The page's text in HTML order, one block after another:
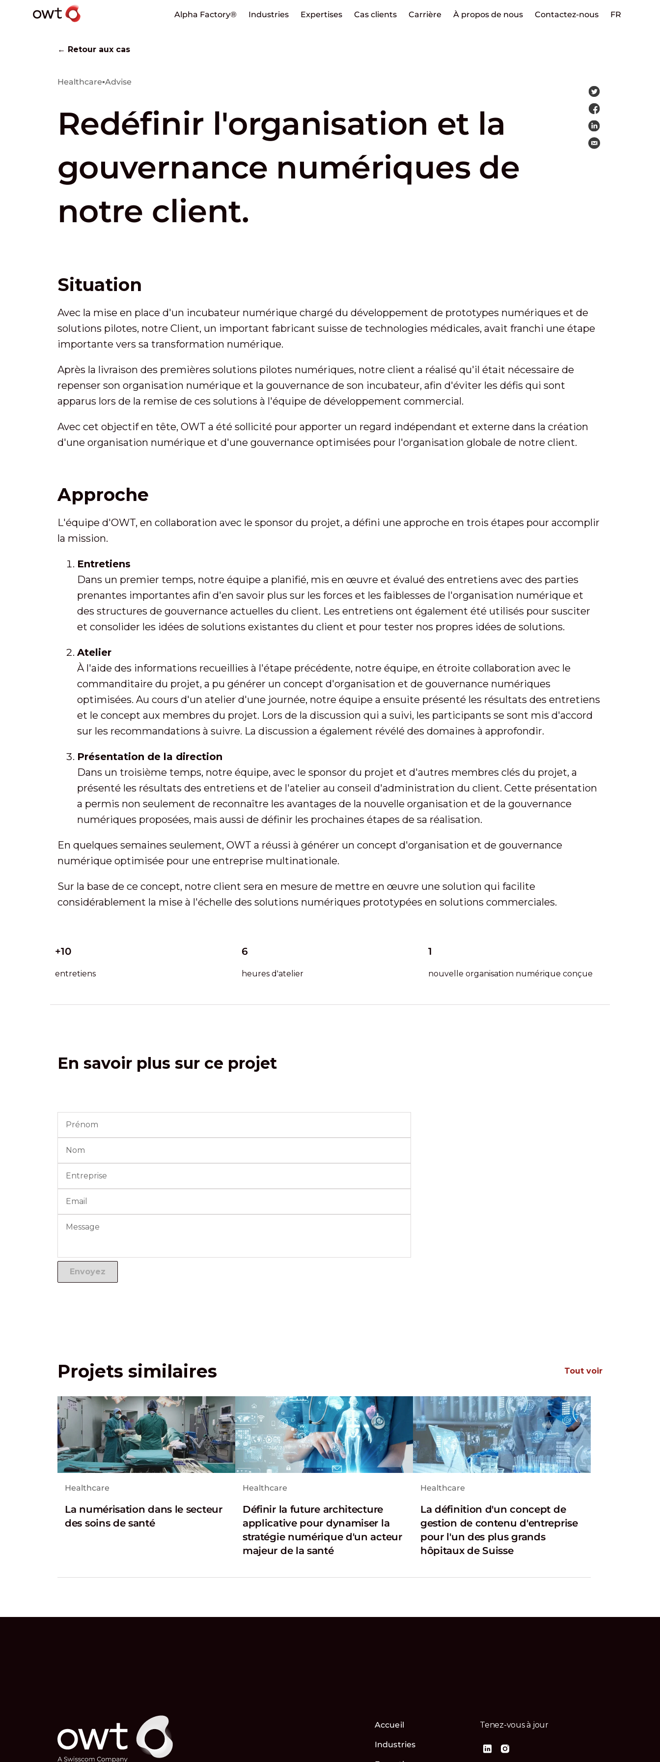
Alpha Factory® Industries Expertises Cas clients Carrière À propos de nous Contactez-nous FR
← Retour aux cas
Healthcare▪Advise
Redéfinir l'organisation et la
gouvernance numériques de
notre client.
Situation
Avec la mise en place d'un incubateur numérique chargé du développement de prototypes numériques et de
solutions pilotes, notre Client, un important fabricant suisse de technologies médicales, avait franchi une étape
importante vers sa transformation numérique.
Après la livraison des premières solutions pilotes numériques, notre client a réalisé qu'il était nécessaire de
repenser son organisation numérique et la gouvernance de son incubateur, afin d'éviter les défis qui sont
apparus lors de la remise de ces solutions à l'équipe de développement commercial.
Avec cet objectif en tête, OWT a été sollicité pour apporter un regard indépendant et externe dans la création
d'une organisation numérique et d'une gouvernance optimisées pour l'organisation globale de notre client.
Approche
L'équipe d'OWT, en collaboration avec le sponsor du projet, a défini une approche en trois étapes pour accomplir
la mission.
Entretiens
Dans un premier temps, notre équipe a planifié, mis en œuvre et évalué des entretiens avec des parties
prenantes importantes afin d'en savoir plus sur les forces et les faiblesses de l'organisation numérique et
des structures de gouvernance actuelles du client. Les entretiens ont également été utilisés pour susciter
et consolider les idées de solutions existantes du client et pour tester nos propres idées de solutions.
Atelier
À l'aide des informations recueillies à l'étape précédente, notre équipe, en étroite collaboration avec le
commanditaire du projet, a pu générer un concept d'organisation et de gouvernance numériques
optimisées. Au cours d'un atelier d'une journée, notre équipe a ensuite présenté les résultats des entretiens
et le concept aux membres du projet. Lors de la discussion qui a suivi, les participants se sont mis d'accord
sur les recommandations à suivre. La discussion a également révélé des domaines à approfondir.
Présentation de la direction
Dans un troisième temps, notre équipe, avec le sponsor du projet et d'autres membres clés du projet, a
présenté les résultats des entretiens et de l'atelier au conseil d'administration du client. Cette présentation
a permis non seulement de reconnaître les avantages de la nouvelle organisation et de la gouvernance
numériques proposées, mais aussi de définir les prochaines étapes de sa réalisation.
En quelques semaines seulement, OWT a réussi à générer un concept d'organisation et de gouvernance
numérique optimisée pour une entreprise multinationale.
Sur la base de ce concept, notre client sera en mesure de mettre en œuvre une solution qui facilite
considérablement la mise à l'échelle des solutions numériques prototypées en solutions commerciales.
+10
entretiens
6
heures d'atelier
1
nouvelle organisation numérique conçue
En savoir plus sur ce projet
Projets similaires Tout voir
Healthcare
La numérisation dans le secteur
des soins de santé
Healthcare
Définir la future architecture
applicative pour dynamiser la
stratégie numérique d'un acteur
majeur de la santé
Healthcare
La définition d'un concept de
gestion de contenu d'entreprise
pour l'un des plus grands
hôpitaux de Suisse
Accueil
Industries
Tenez-vous à jour